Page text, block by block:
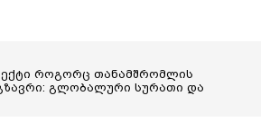
როგორც თანამშრომლის
გლობალური სურათი და